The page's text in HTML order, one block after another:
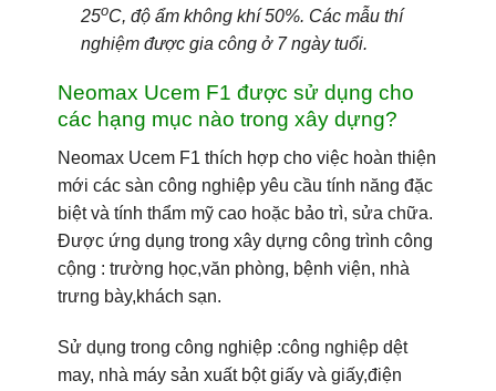
25oC, độ ẩm không khí 50%. Các mẫu thí
nghiệm được gia công ở 7 ngày tuổi.
Neomax Ucem F1 được sử dụng cho
các hạng mục nào trong xây dựng?
Neomax Ucem F1 thích hợp cho việc hoàn thiện
mới các sàn công nghiệp yêu cầu tính năng đặc
biệt và tính thẩm mỹ cao hoặc bảo trì, sửa chữa.
Được ứng dụng trong xây dựng công trình công
cộng : trường học,văn phòng, bệnh viện, nhà
trưng bày,khách sạn.
Sử dụng trong công nghiệp :công nghiệp dệt
may, nhà máy sản xuất bột giấy và giấy,điện